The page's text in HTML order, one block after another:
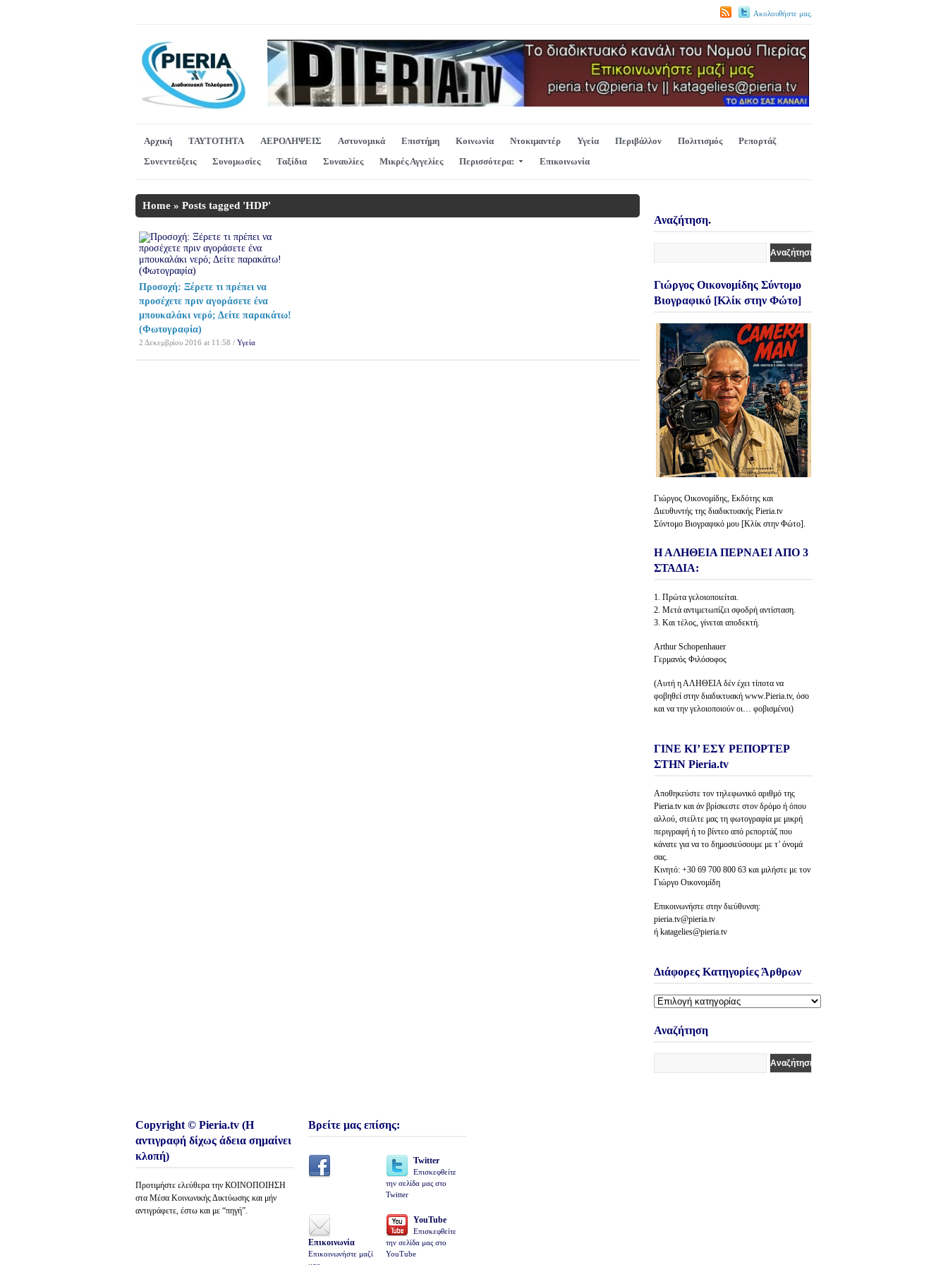
Ακολουθήστε μας.
Αρχική ΤΑΥΤΟΤΗΤΑ ΑΕΡΟΛΗΨΕΙΣ Αστυνομικά Επιστήμη Κοινωνία Ντοκιμαντέρ Υγεία Περιβάλλον Πολιτισμός
Ρεπορτάζ
Συνεντεύξεις
Συνομωσίες Ταξίδια Συναυλίες Μικρές Αγγελίες Περισσότερα: Επικοινωνία
Home » Posts tagged 'HDP'
Προσοχή: Ξέρετε τι πρέπει να
προσέχετε πριν αγοράσετε ένα
μπουκαλάκι νερό; Δείτε παρακάτω!
(Φωτογραφία)
2 Δεκεμβρίου 2016 at 11:58 / Υγεία
Αναζήτηση.
Γιώργος Οικονομίδης Σύντομο
Βιογραφικό [Κλίκ στην Φώτο]
Γιώργος Οικονομίδης, Εκδότης και
Διευθυντής της διαδικτυακής Pieria.tv
Σύντομο Βιογραφικό μου [Κλίκ στην Φώτο].
Η ΑΛΗΘΕΙΑ ΠΕΡΝΑΕΙ ΑΠΟ 3
ΣΤΑΔΙΑ:
1. Πρώτα γελοιοποιείται.
2. Μετά αντιμετωπίζει σφοδρή αντίσταση.
3. Και τέλος, γίνεται αποδεκτή.
Arthur Schopenhauer
Γερμανός Φιλόσοφος
(Αυτή η ΑΛΗΘΕΙΑ δέν έχει τίποτα να
φοβηθεί στην διαδικτυακή www.Pieria.tv, όσο
και να την γελοιοποιούν οι… φοβισμένοι)
ΓΙΝΕ ΚΙ’ ΕΣΥ ΡΕΠΟΡΤΕΡ
ΣΤΗΝ Pieria.tv
Αποθηκεύστε τον τηλεφωνικό αριθμό της
Pieria.tv και άν βρίσκεστε στον δρόμο ή όπου
αλλού, στείλτε μας τη φωτογραφία με μικρή
περιγραφή ή το βίντεο από ρεπορτάζ που
κάνατε για να το δημοσιεύσουμε με τ’ όνομά
σας.
Κινητό: +30 69 700 800 63 και μιλήστε με τον
Γιώργο Οικονομίδη
Επικοινωνήστε στην διεύθυνση:
pieria.tv@pieria.tv
ή katagelies@pieria.tv
Διάφορες Κατηγορίες Άρθρων
Διάφορες
Άρθρων
Αναζήτηση
Copyright © Pieria.tv (Η
αντιγραφή δίχως άδεια σημαίνει
κλοπή)
Προτιμήστε ελεύθερα την ΚΟΙΝΟΠΟΙΗΣΗ
στα Μέσα Κοινωνικής Δικτύωσης και μήν
αντιγράφετε, έστω και με “πηγή”.
Βρείτε μας επίσης:
Twitter
Επισκεφθείτε
την σελίδα μας στο
Twitter
Επικοινωνία
Επικοινωνήστε μαζί
YouTube
Επισκεφθείτε
την σελίδα μας στο
YouTube